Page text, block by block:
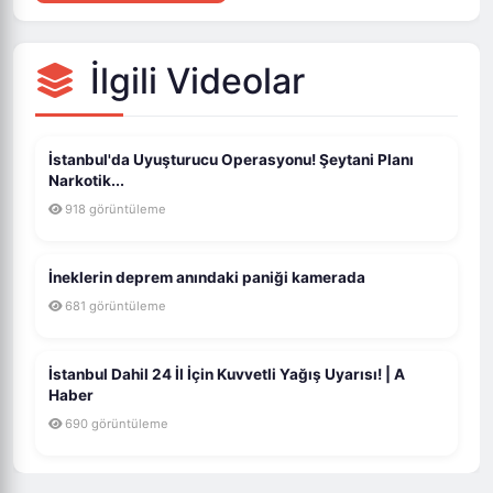
İlgili Videolar
İstanbul'da Uyuşturucu Operasyonu! Şeytani Planı
Narkotik...
918 görüntüleme
İneklerin deprem anındaki paniği kamerada
681 görüntüleme
İstanbul Dahil 24 İl İçin Kuvvetli Yağış Uyarısı! | A
Haber
690 görüntüleme